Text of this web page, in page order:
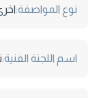
نوع المواصفة:
اسم اللجنة الفنية: